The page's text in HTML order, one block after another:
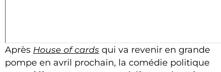
Après House of cards qui va revenir en grande
pompe en avril prochain, la comédie politique